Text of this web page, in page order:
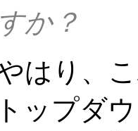
か？
はり、
ップダ